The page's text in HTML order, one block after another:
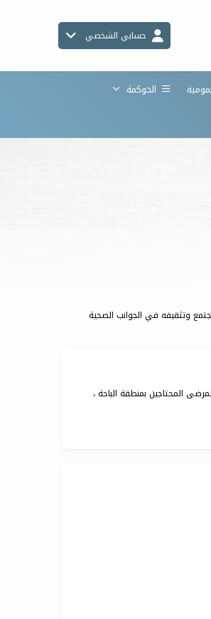
حسابي الشخصي
الحوكمة
وتثقيفه في الجوانب الصحية
المحتاجين بمنطقة الباحة ،